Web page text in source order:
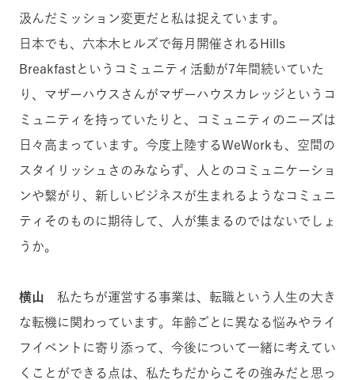
汲んだミッション変更だと私は捉えています。
日本でも、六本木ヒルズで毎月開催されるHills
Breakfastというコミュニティ活動が7年間続いていた
り、マザーハウスさんがマザーハウスカレッジというコ
ミュニティを持っていたりと、コミュニティのニーズは
日々高まっています。今度上陸するWeWorkも、空間の
スタイリッシュさのみならず、人とのコミュニケーショ
ンや繋がり、新しいビジネスが生まれるようなコミュニ
ティそのものに期待して、人が集まるのではないでしょ
うか。
横山 私たちが運営する事業は、転職という人生の大き
な転機に関わっています。年齢ごとに異なる悩みやライ
フイベントに寄り添って、今後について一緒に考えてい
くことができる点は、私たちだからこその強みだと思っ